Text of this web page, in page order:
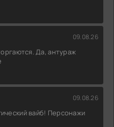
09.08.26
Да, антураж
09.08.26
вайб! Персонажи